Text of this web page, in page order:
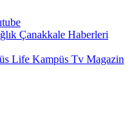
Çanakkale Haberleri
Life Kampüs Tv Magazin